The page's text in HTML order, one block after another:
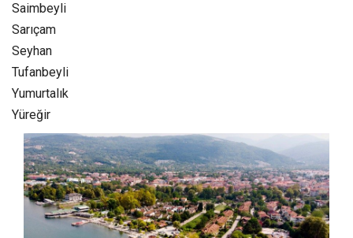
Saimbeyli
Sarıçam
Seyhan
Tufanbeyli‎
Yumurtalık‎
Yüreğir